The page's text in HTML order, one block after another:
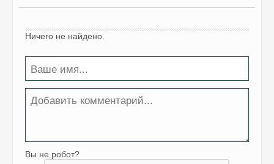
Ничего не найдено.
Вы не робот?